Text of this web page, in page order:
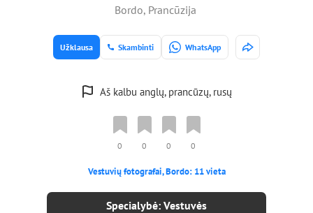
Bordo, Prancūzija
Užklausa Skambinti WhatsApp
Aš kalbu anglų, prancūzų, rusų
0 0 0 0
Vestuvių fotografai, Bordo: 11 vieta
Specialybė: Vestuvės